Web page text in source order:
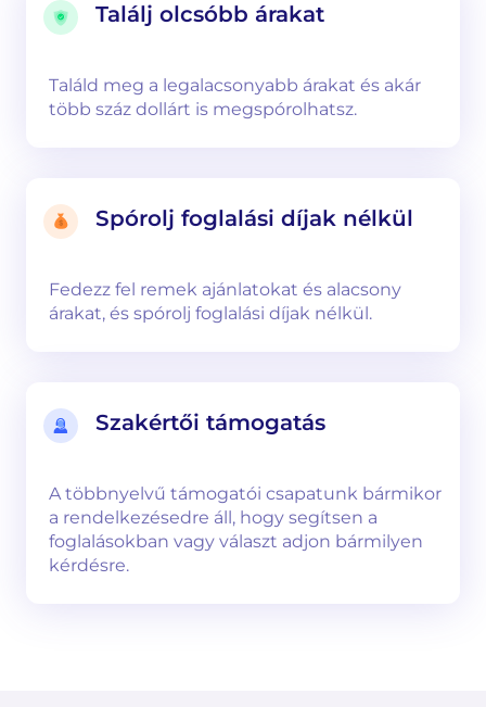
Találj olcsóbb árakat
Találd meg a legalacsonyabb árakat és akár
több száz dollárt is megspórolhatsz.
Spórolj foglalási díjak nélkül
Fedezz fel remek ajánlatokat és alacsony
árakat, és spórolj foglalási díjak nélkül.
Szakértői támogatás
A többnyelvű támogatói csapatunk bármikor
a rendelkezésedre áll, hogy segítsen a
foglalásokban vagy választ adjon bármilyen
kérdésre.